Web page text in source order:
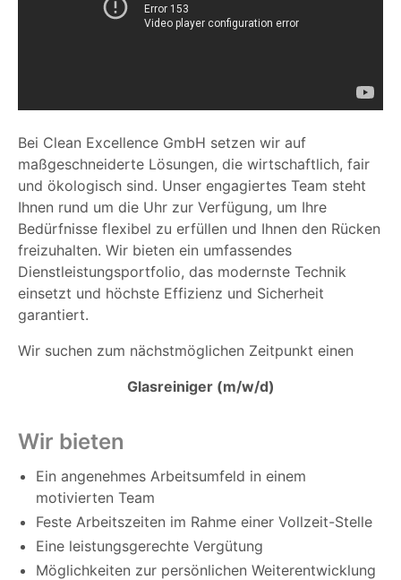
Bei Clean Excellence GmbH setzen wir auf
maßgeschneiderte Lösungen, die wirtschaftlich, fair
und ökologisch sind. Unser engagiertes Team steht
Ihnen rund um die Uhr zur Verfügung, um Ihre
Bedürfnisse flexibel zu erfüllen und Ihnen den Rücken
freizuhalten. Wir bieten ein umfassendes
Dienstleistungsportfolio, das modernste Technik
einsetzt und höchste Effizienz und Sicherheit
garantiert.
Wir suchen zum nächstmöglichen Zeitpunkt einen
Glasreiniger (m/w/d)
Wir bieten
Ein angenehmes Arbeitsumfeld in einem
motivierten Team
Feste Arbeitszeiten im Rahme einer Vollzeit-Stelle
Eine leistungsgerechte Vergütung
Möglichkeiten zur persönlichen Weiterentwicklung